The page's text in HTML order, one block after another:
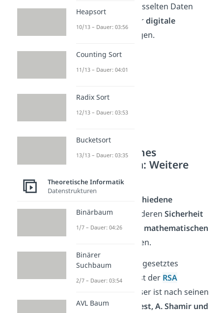
verschlüsselten Daten
entschlüsseln oderdigitale
erzeugen.
Asymmetrisches
Kryptosystem: Weitere
Verfahren
verschiedene
Kryptoverfahren,
derenSicherheit
auf verschiedenen mathematischen
basieren.
Ein sehr häufig eingesetztes
Kryptoverfahren ist der RSA
Dieser ist nach seinen
Erfindern R. L. Rivest, A. Shamir und
Heapsort
10/13 – Dauer: 03:56
Counting Sort
11/13 – Dauer: 04:01
Radix Sort
12/13 – Dauer: 03:53
Bucketsort
13/13 – Dauer: 03:35
Theoretische Informatik
Datenstrukturen
Binärbaum
1/7 – Dauer: 04:26
Binärer
Suchbaum
2/7 – Dauer: 03:54
AVL Baum